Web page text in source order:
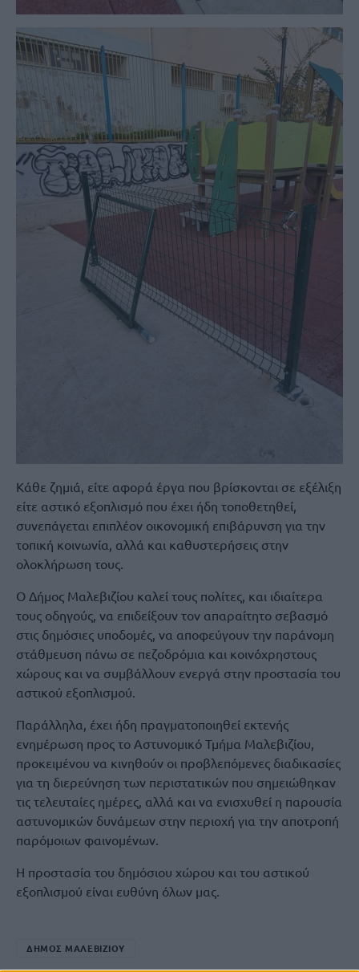
Κάθε ζημιά, είτε αφορά έργα που βρίσκονται σε εξέλιξη
είτε αστικό εξοπλισμό που έχει ήδη τοποθετηθεί,
συνεπάγεται επιπλέον οικονομική επιβάρυνση για την
τοπική κοινωνία, αλλά και καθυστερήσεις στην
ολοκλήρωση τους.
Ο Δήμος Μαλεβιζίου καλεί τους πολίτες, και ιδιαίτερα
τους οδηγούς, να επιδείξουν τον απαραίτητο σεβασμό
στις δημόσιες υποδομές, να αποφεύγουν την παράνομη
στάθμευση πάνω σε πεζοδρόμια και κοινόχρηστους
χώρους και να συμβάλλουν ενεργά στην προστασία του
αστικού εξοπλισμού.
Παράλληλα, έχει ήδη πραγματοποιηθεί εκτενής
ενημέρωση προς το Αστυνομικό Τμήμα Μαλεβιζίου,
προκειμένου να κινηθούν οι προβλεπόμενες διαδικασίες
για τη διερεύνηση των περιστατικών που σημειώθηκαν
τις τελευταίες ημέρες, αλλά και να ενισχυθεί η παρουσία
αστυνομικών δυνάμεων στην περιοχή για την αποτροπή
παρόμοιων φαινομένων.
Η προστασία του δημόσιου χώρου και του αστικού
εξοπλισμού είναι ευθύνη όλων μας.
ΔΗΜΟΣ ΜΑΛΕΒΙΖΙΟΥ